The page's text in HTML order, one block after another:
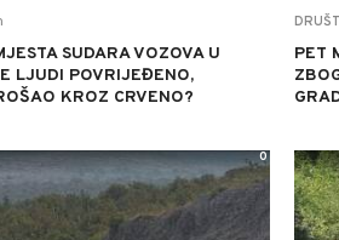
SUDARA VOZOVA U
LJUDI POVRIJEĐENO,
KROZ CRVENO?
PET
0